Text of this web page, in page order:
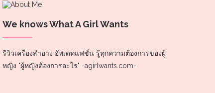
We knows What A Girl Wants
รีวิวเครื่องสำอาง อัพเดทแฟชั่น รู้ทุกความต้องการของผู้
หญิง "ผู้หญิงต้องการอะไร" -agirlwants.com-